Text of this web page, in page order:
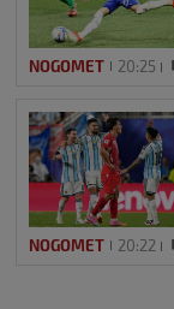
NOGOMET 20:25
NOGOMET 20:22